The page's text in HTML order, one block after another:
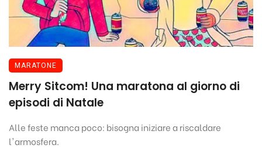
MARATONE
Merry Sitcom! Una maratona al giorno di
episodi di Natale
Alle feste manca poco: bisogna iniziare a riscaldare
l'armosfera.